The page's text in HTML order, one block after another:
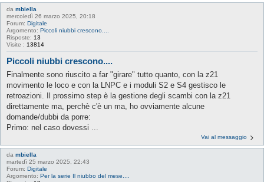
da mbiella
mercoledì 26 marzo 2025, 20:18
Forum: Digitale
Argomento: Piccoli niubbi crescono....
Risposte: 13
Visite : 13814
Piccoli niubbi crescono....
Finalmente sono riuscito a far "girare" tutto quanto, con la z21
movimento le loco e con la LNPC e i moduli S2 e S4 gestisco le
retroazioni. Il prossimo step è la gestione degli scambi con la z21
direttamente ma, perchè c'è un ma, ho ovviamente alcune
domande/dubbi da porre:
Primo: nel caso dovessi ...
Vai al messaggio
da mbiella
martedì 25 marzo 2025, 22:43
Forum: Digitale
Argomento: Per la serie Il niubbo del mese....